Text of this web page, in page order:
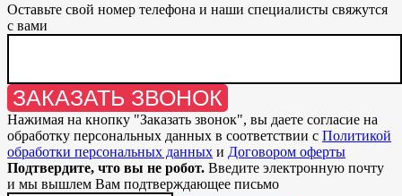
Оставьте свой номер телефона и наши специалисты свяжутся
с вами
ЗАКАЗАТЬ ЗВОНОК
Нажимая на кнопку "Заказать звонок", вы даете согласие на
обработку персональных данных в соответствии с Политикой
обработки персональных данных и Договором оферты
Подтвердите, что вы не робот. Введите электронную почту
и мы вышлем Вам подтверждающее письмо